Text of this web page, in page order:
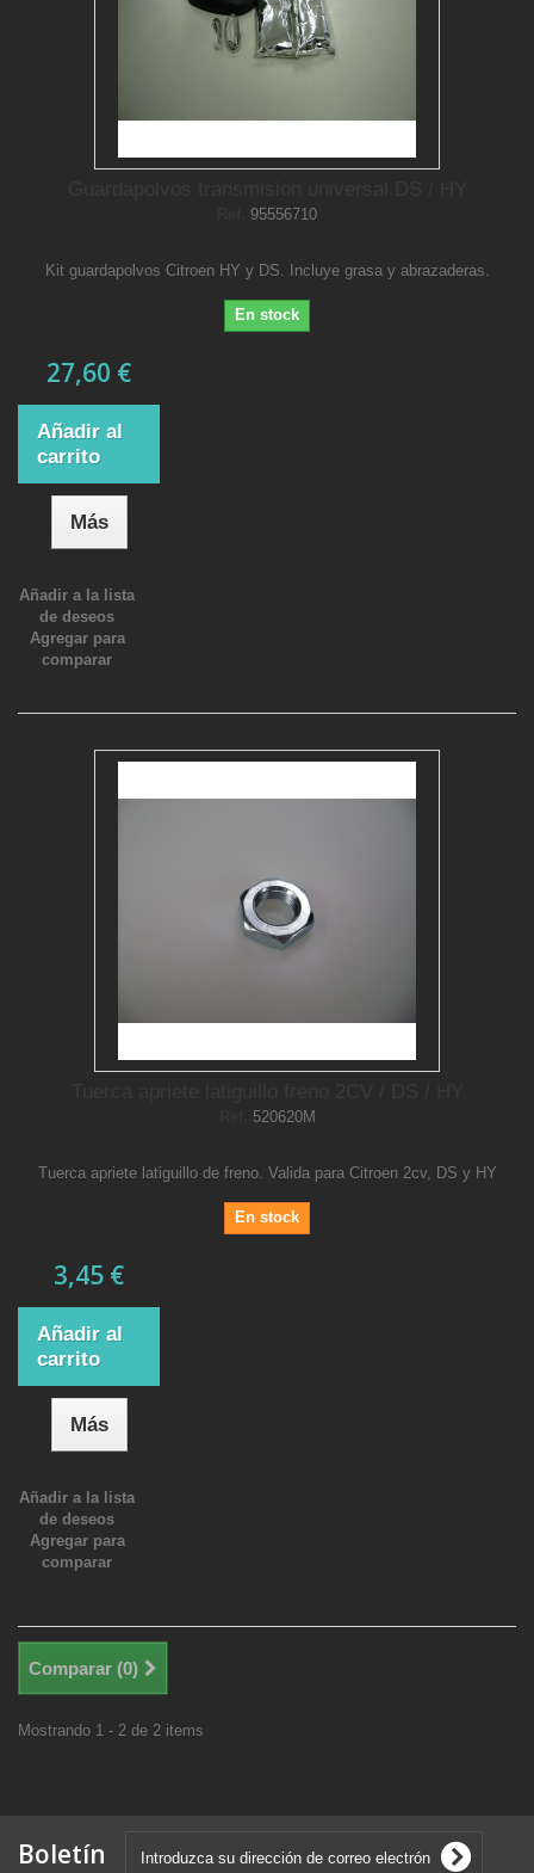
95556710
Kit guardapolvos Citroen HY y DS. Incluye grasa y abrazaderas.
En stock
27,60 €
Añadir al
carrito
Más
Añadir a la lista
de deseos
Agregar para
comparar
520620M
Tuerca apriete latiguillo de freno. Valida para Citroen 2cv, DS y HY
En stock
3,45 €
Añadir al
carrito
Más
Añadir a la lista
de deseos
Agregar para
comparar
Comparar (0)
Mostrando 1 - 2 de 2 items
Boletín